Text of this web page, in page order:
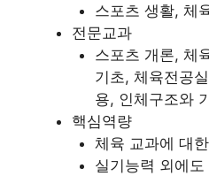
스포츠 생활, 체
전문교과
스포츠 개론, 체
기초, 체육전공
용, 인체구조와
핵심역량
체육 교과에 대
실기능력 외에